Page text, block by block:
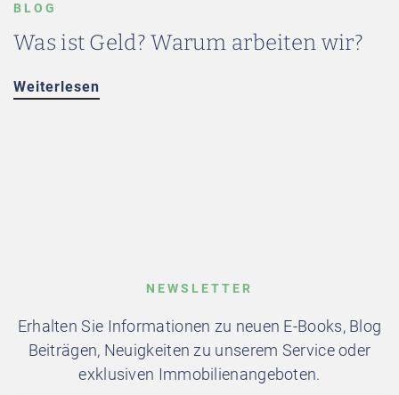
BLOG
Was ist Geld? Warum arbeiten wir?
Weiterlesen
NEWSLETTER
Erhalten Sie Informationen zu neuen E-Books, Blog
Beiträgen, Neuigkeiten zu unserem Service oder
exklusiven Immobilienangeboten.